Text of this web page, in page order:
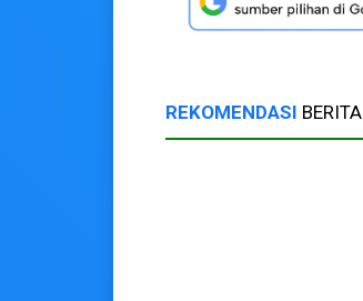
REKOMENDASI BERITA